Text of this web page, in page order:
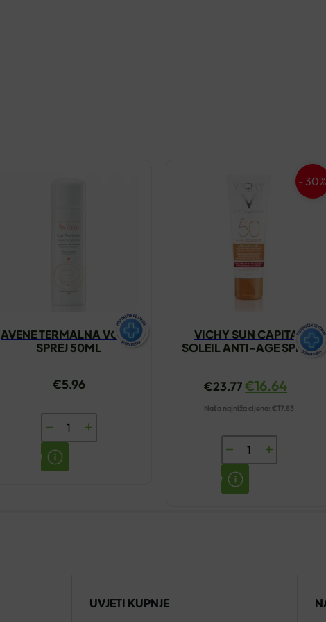
AVENE TERMALNA VODA
SPREJ 50ML
€5.96
AVENE
TERMALNA
VODA
VICHY SUN CAPITAL
SOLEIL ANTI-AGE SPF50
- 30%
€23.77€16.64
Naša najniža cijena:€17.83
VICHY
SUN
CAPITAL
UVJETI KUPNJE